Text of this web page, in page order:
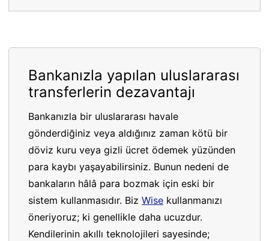
Bankanızla yapılan uluslararası
transferlerin dezavantajı
Bankanızla bir uluslararası havale
gönderdiğiniz veya aldığınız zaman kötü bir
döviz kuru veya gizli ücret ödemek yüzünden
para kaybı yaşayabilirsiniz. Bunun nedeni de
bankaların hâlâ para bozmak için eski bir
sistem kullanmasıdır. Biz Wise kullanmanızı
öneriyoruz; ki genellikle daha ucuzdur.
Kendilerinin akıllı teknolojileri sayesinde;